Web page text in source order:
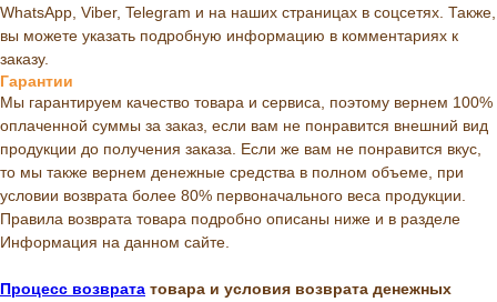
WhatsApp, Viber, Telegram и на наших страницах в соцсетях. Также,
вы можете указать подробную информацию в комментариях к
заказу.
Гарантии
Мы гарантируем качество товара и сервиса, поэтому вернем 100%
оплаченной суммы за заказ, если вам не понравится внешний вид
продукции до получения заказа. Если же вам не понравится вкус,
то мы также вернем денежные средства в полном объеме, при
условии возврата более 80% первоначального веса продукции.
Правила возврата товара подробно описаны ниже и в разделе
Информация на данном сайте.
Процесс возврата товара и условия возврата денежных